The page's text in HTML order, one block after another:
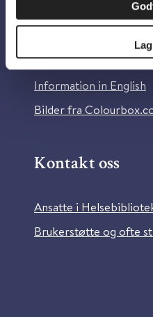
Om Helsebiblioteket
Information in English
Bilder fra
Kontakt oss
Ansatte i
Brukerstøtte og ofte